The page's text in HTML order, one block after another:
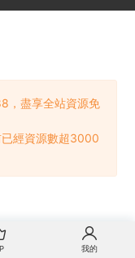
我的
，盡享全站資源免
經資源數超3000